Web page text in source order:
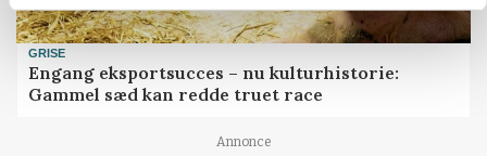
GRISE
Engang eksportsucces – nu kulturhistorie:
Gammel sæd kan redde truet race
Annonce